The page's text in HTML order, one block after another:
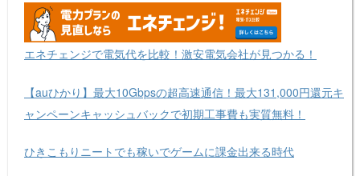
エネチェンジで電気代を比較！激安電気会社が見つかる！
【auひかり】最大10Gbpsの超高速通信！最大131,000円還元キ
ャンペーンキャッシュバックで初期工事費も実質無料！
ひきこもりニートでも稼いでゲームに課金出来る時代